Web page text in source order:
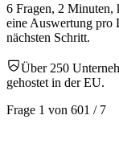
6 Fragen, 2
eine Auswertung pro
nächsten Schritt.
Über 250
gehostet in der EU.
Frage 1 von 601 / 7